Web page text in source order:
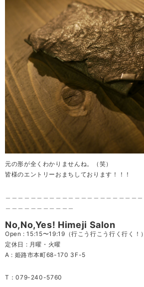
元の形が全くわかりませんね。（笑）
皆様のエントリーおまちしております！！！
No,No,Yes! Himeji Salon
Open : 15:15〜19:19（行こう行こう行く行く！）
定休日 : 月曜・火曜
A : 姫路市本町68-170 3F-5
T：079-240-5760